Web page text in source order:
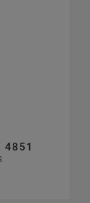
4851